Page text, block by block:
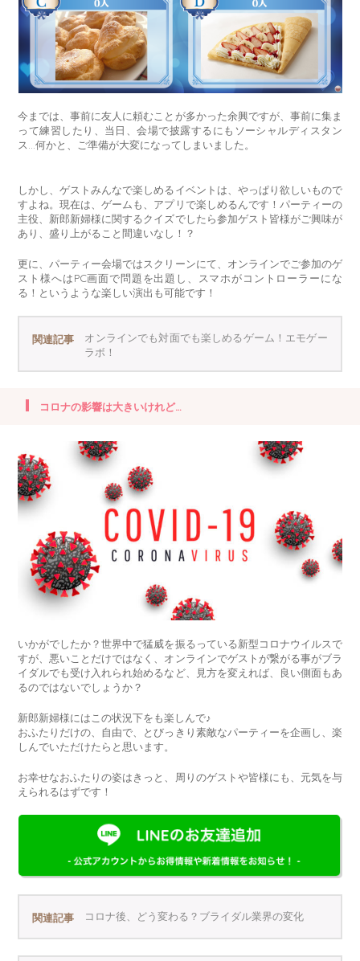
今までは、事前に友人に頼むことが多かった余興ですが、事前に集ま
って練習したり、当日、会場で披露するにもソーシャルディスタン
ス…何かと、ご準備が大変になってしまいました。
しかし、ゲストみんなで楽しめるイベントは、やっぱり欲しいもので
すよね。現在は、ゲームも、アプリで楽しめるんです！パーティーの
主役、新郎新婦様に関するクイズでしたら参加ゲスト皆様がご興味が
あり、盛り上がること間違いなし！？
更に、パーティー会場ではスクリーンにて、オンラインでご参加のゲ
スト様へはPC画面で問題を出題し、スマホがコントローラーにな
る！というような楽しい演出も可能です！
関連記事
オンラインでも対面でも楽しめるゲーム！エモゲー
ラボ！
コロナの影響は大きいけれど…
いかがでしたか？世界中で猛威を振るっている新型コロナウイルスで
すが、悪いことだけではなく、オンラインでゲストが繋がる事がブラ
イダルでも受け入れられ始めるなど、見方を変えれば、良い側面もあ
るのではないでしょうか？
新郎新婦様にはこの状況下をも楽しんで♪
おふたりだけの、自由で、とびっきり素敵なパーティーを企画し、楽
しんでいただけたらと思います。
お幸せなおふたりの姿はきっと、周りのゲストや皆様にも、元気を与
えられるはずです！
関連記事 コロナ後、どう変わる？ブライダル業界の変化